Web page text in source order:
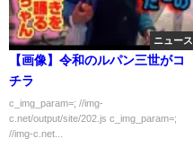
ニュース
【画像】令和のルパン三世がコ
チラ
c_img_param=; //img-
c.net/output/site/202.js c_img_param=;
//img-c.net...